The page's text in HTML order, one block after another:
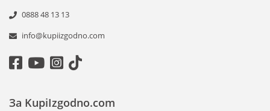
0888 48 13 13
info@kupiizgodno.com
За KupiIzgodno.com